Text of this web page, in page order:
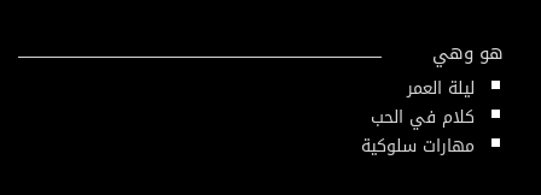
هو وهي
ليلة العمر
كلام في الحب
مهارات سلوكية